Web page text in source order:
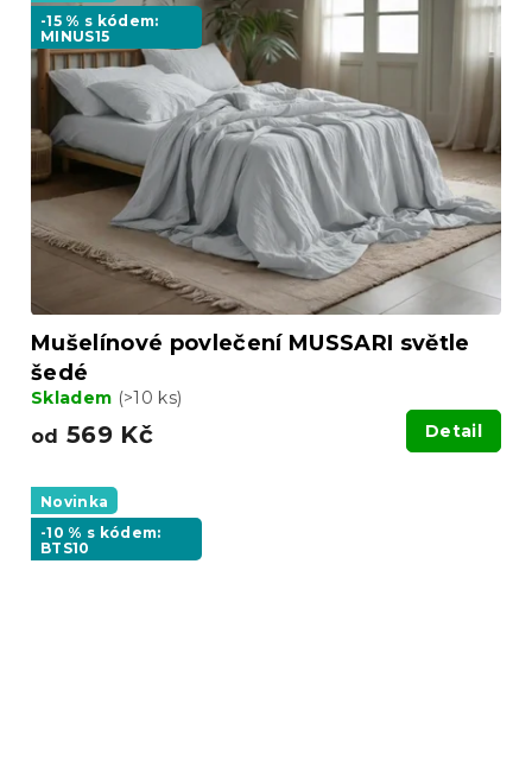
-15 % s kódem:
MINUS15
Mušelínové povlečení MUSSARI světle
šedé
Skladem (>10 ks)
od 569 Kč Detail
Novinka
-10 % s kódem:
BTS10